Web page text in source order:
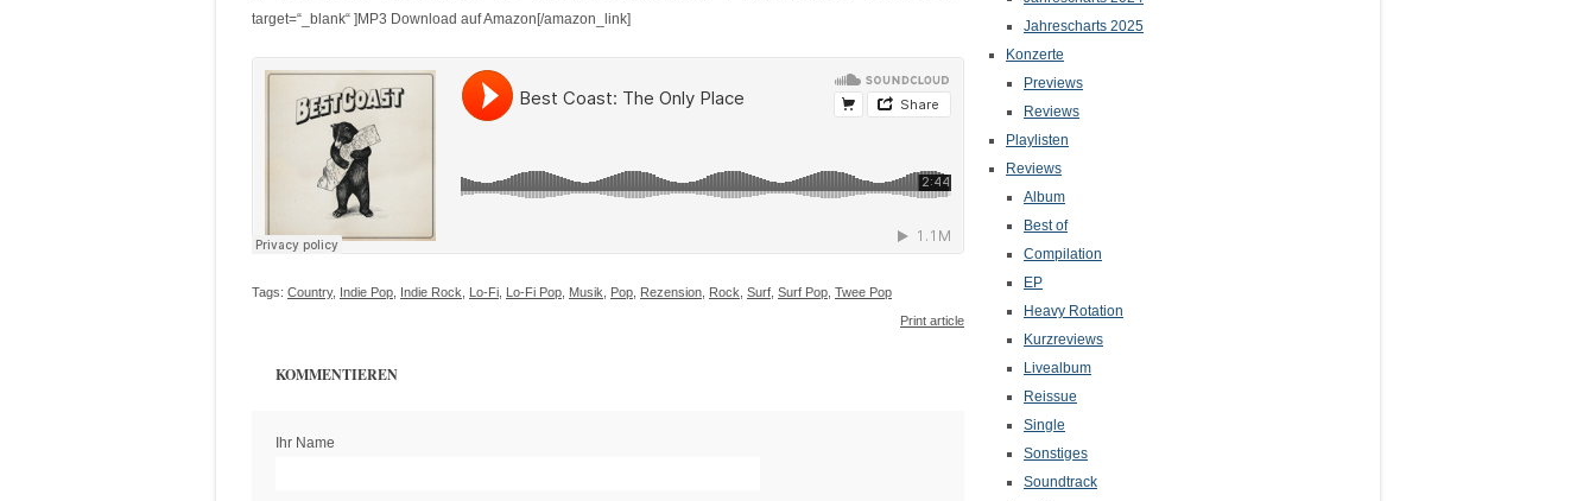
target=“_blank“ ]MP3 Download auf Amazon[/amazon_link]
Tags: Country, Indie Pop Indie Rock Lo-Fi Lo-Fi Pop Musik Pop Rezension Rock Surf Surf Pop Twee Pop
Print article
KOMMENTIEREN
Ihr Name
Jahrescharts 2025
Konzerte
Previews
Reviews
Playlisten
Reviews
Album
Best of
Compilation
EP
Heavy Rotation
Kurzreviews
Livealbum
Reissue
Single
Sonstiges
Soundtrack